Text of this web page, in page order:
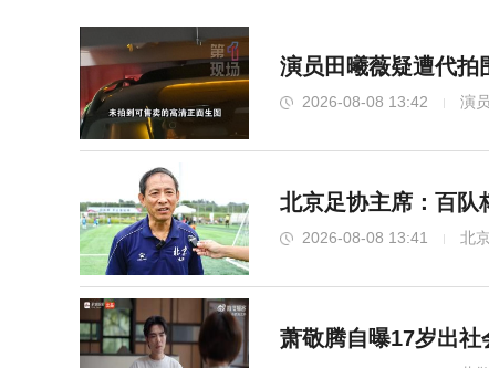
演员田曦薇疑遭代拍
2026-08-08 13:42 演
北京足协主席：百队
2026-08-08 13:41 北
萧敬腾自曝17岁出